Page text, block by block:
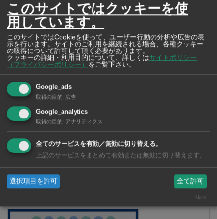
2026年版 タイの鉄道事情 電車でGO！
【タイ・バンコク】 マルシェトンロー内の「TOPS」で買える薬
2026年版
このサイトではクッキーを使
用しています。
このサイトではCookieを使って、ユーザー行動の分析や広告の表
示を行います。サイトのご利用を継続される場合、各種クッキー
の取得について許可して頂く必要があります。
クッキーの詳細・利用目的について、詳しくはサイトポリシー
（プライバシーポリシー）
をご覧下さい。
Google_ads
取得の目的: 広告
Google_analytics
取得の目的: アナリティクス
全てのサービスを有効／無効に切り替える。
上記のサービスをまとめて有効または無効に切り替えます。
選択項目を許可 全て許可
Klaro